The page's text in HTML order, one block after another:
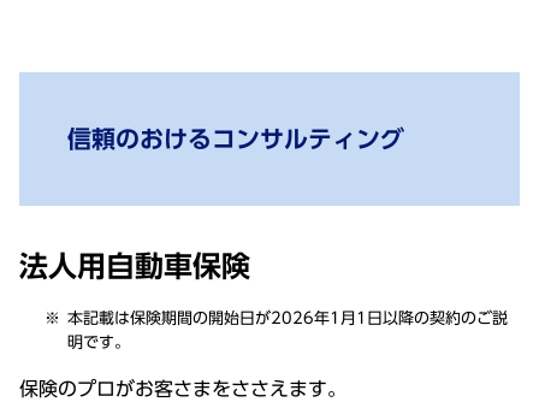
信頼のおけるコンサルティング
法人用自動車保険
本記載は保険期間の開始日が2026年1月1日以降の契約のご説
明です。
保険のプロがお客さまをささえます。